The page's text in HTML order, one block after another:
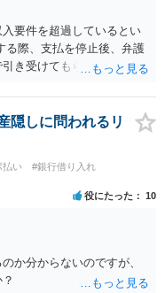
要件を超過しているとい
る際、支払を停止後、弁護
き受けてもらえないか確
きませんが あとは、相談
らのアドバイスは一旦これ
隠しに問われるリ
払い
#銀行借り入れ
役にたった 10
か分からないのですが、